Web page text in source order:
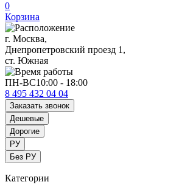
0
Корзина
г. Москва,
Днепропетровский проезд 1,
ст. Южная
ПН-ВС10:00 - 18:00
8 495 432 04 04
Заказать звонок
Дешевые
Дорогие
РУ
Без РУ
Категории